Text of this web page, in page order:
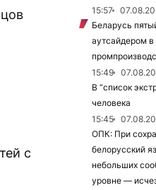
с
15:57
Беларусь
аутсайдером
15:49
В “список
человека
15:45
ОПК: При
белорусский
небольших
уровне —